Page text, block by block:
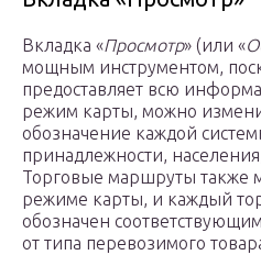
Вкладка «Просмотр» (или «
мощным инструментом,
предоставляет всю
режим карты, можно
обозначение каждой
принадлежности,
Торговые маршруты также
режиме карты, и каждый
обозначен
от типа перевозимого